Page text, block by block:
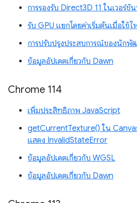
การรองรับ Direct3D 11 ในเวอร์ชั
รับ GPU แยกโดยค่าเริ่มต้นเมื่อใช้ไ
การปรับปรุงประสบการณ์ของนักพั
ข้อมูลอัปเดตเกี่ยวกับ Dawn
Chrome 114
เพิ่มประสิทธิภาพ JavaScript
getCurrentTexture() ใน
แสดง InvalidStateError
ข้อมูลอัปเดตเกี่ยวกับ WGSL
ข้อมูลอัปเดตเกี่ยวกับ Dawn